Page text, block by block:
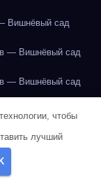
Вишнёвый сад
— Вишнёвый сад
— Вишнёвый сад
— Вишнёвый сад
— Вишнёвый сад
чтобы
лучший